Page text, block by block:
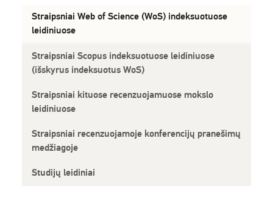
Straipsniai Web of Science (WoS) indeksuotuose
leidiniuose
Straipsniai Scopus indeksuotuose leidiniuose
(išskyrus indeksuotus WoS)
Straipsniai kituose recenzuojamuose mokslo
leidiniuose
Straipsniai recenzuojamoje konferencijų pranešimų
medžiagoje
Studijų leidiniai